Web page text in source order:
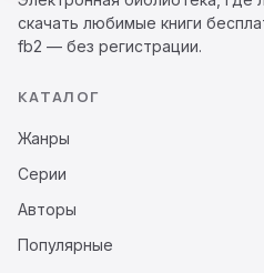
скачать любимые книги
fb2 — без регистрации.
КАТАЛОГ
Жанры
Серии
Авторы
Популярные